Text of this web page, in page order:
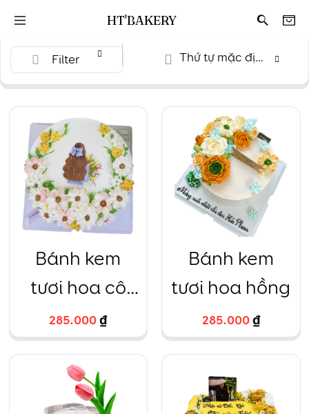
Filter Thứ tự mặc định
Bánh kem
tươi hoa cô
gái
285.000₫
Bánh kem
tươi hoa hồng
285.000₫
HT'BAKERY